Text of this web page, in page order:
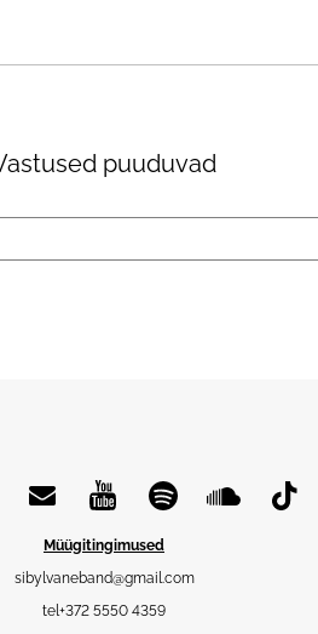
puuduvad
Müügitingimused
sibylvaneband@gmail.com
tel+372 5550 4359